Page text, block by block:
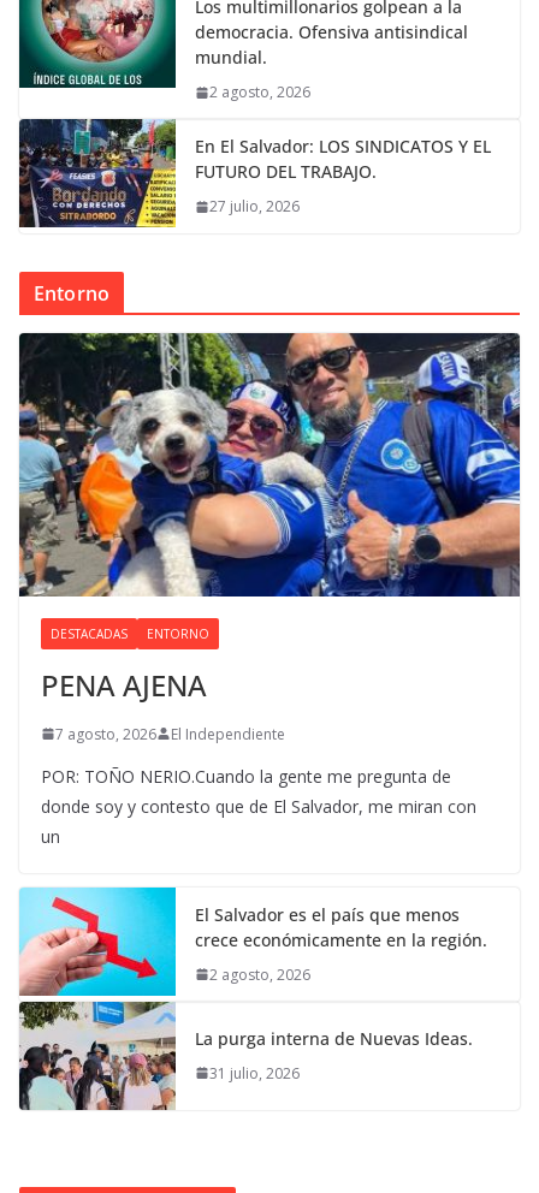
Los multimillonarios golpean a la
democracia. Ofensiva antisindical
mundial.
2 agosto, 2026
En El Salvador: LOS SINDICATOS Y EL
FUTURO DEL TRABAJO.
27 julio, 2026
Entorno
DESTACADAS ENTORNO
PENA AJENA
7 agosto, 2026 El Independiente
POR: TOÑO NERIO.Cuando la gente me pregunta de
donde soy y contesto que de El Salvador, me miran con
un
El Salvador es el país que menos
crece económicamente en la región.
2 agosto, 2026
La purga interna de Nuevas Ideas.
31 julio, 2026